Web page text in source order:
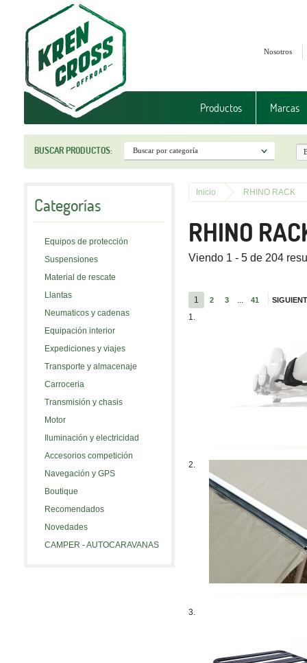
Nosotros
Productos Marcas
BUSCAR PRODUCTOS:
Categorías
Equipos de protección
Suspensiones
Material de rescate
Llantas
Neumaticos y cadenas
Equipación interior
Expediciones y viajes
Transporte y almacenaje
Carroceria
Transmisión y chasis
Motor
Iluminación y electricidad
Accesorios competición
Navegación y GPS
Boutique
Recomendados
Novedades
CAMPER - AUTOCARAVANAS
Inicio RHINO RACK
RHINO
Viendo 1 - 5 de 204
1 2 3 ... 41
1.
2.
3.